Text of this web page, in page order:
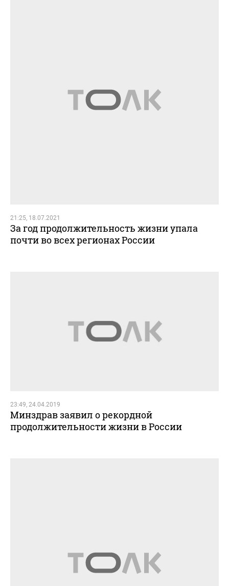
21:25, 18.07.2021
За год продолжительность жизни упала
почти во всех регионах России
23:49, 24.04.2019
Минздрав заявил о рекордной
продолжительности жизни в России